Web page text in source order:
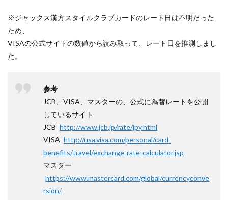
※ジャックス漢方スタイルクラブカードのレート日は不明だった
ため、
VISAの公式サイトの数値から読み取って、レート日を推測しまし
た。
参考
JCB、VISA、マスターの、公式に為替レートを公開
しているサイト
JCB http://www.jcb.jp/rate/jpy.html
VISA http://usa.visa.com/personal/card-
benefits/travel/exchange-rate-calculator.jsp
マスター
https://www.mastercard.com/global/currencyconve
rsion/